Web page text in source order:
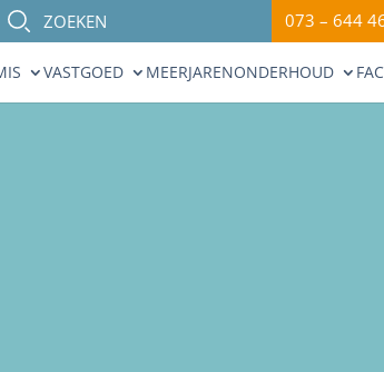
073 – 644
VASTGOED MEERJARENONDERHOUD